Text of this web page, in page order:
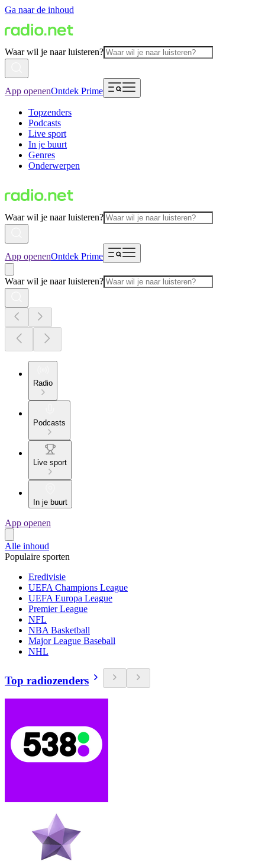
Ga naar de inhoud
Waar wil je naar luisteren?
App openenOntdek Prime
Topzenders
Podcasts
Live sport
In je buurt
Genres
Onderwerpen
Waar wil je naar luisteren?
App openenOntdek Prime
Waar wil je naar luisteren?
Radio
Podcasts
Live sport
In je buurt
App openen
Alle inhoud
Populaire sporten
Eredivisie
UEFA Champions League
UEFA Europa League
Premier League
NFL
NBA Basketball
Major League Baseball
NHL
Top radiozenders